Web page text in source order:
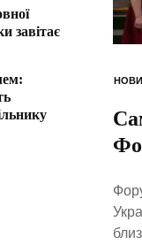
завітає